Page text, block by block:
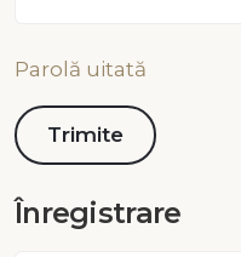
Parolă uitată
Înregistrare